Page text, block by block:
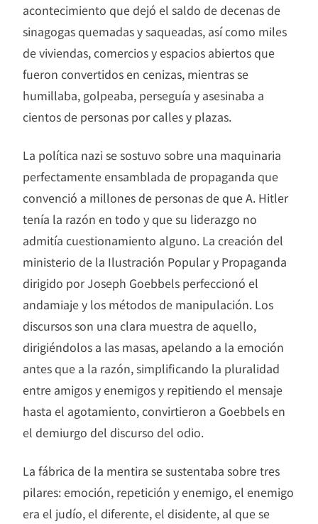
acontecimiento que dejó el saldo de decenas de
sinagogas quemadas y saqueadas, así como miles
de viviendas, comercios y espacios abiertos que
fueron convertidos en cenizas, mientras se
humillaba, golpeaba, perseguía y asesinaba a
cientos de personas por calles y plazas.
La política nazi se sostuvo sobre una maquinaria
perfectamente ensamblada de propaganda que
convenció a millones de personas de que A. Hitler
tenía la razón en todo y que su liderazgo no
admitía cuestionamiento alguno. La creación del
ministerio de la Ilustración Popular y Propaganda
dirigido por Joseph Goebbels perfeccionó el
andamiaje y los métodos de manipulación. Los
discursos son una clara muestra de aquello,
dirigiéndolos a las masas, apelando a la emoción
antes que a la razón, simplificando la pluralidad
entre amigos y enemigos y repitiendo el mensaje
hasta el agotamiento, convirtieron a Goebbels en
el demiurgo del discurso del odio.
La fábrica de la mentira se sustentaba sobre tres
pilares: emoción, repetición y enemigo, el enemigo
era el judío, el diferente, el disidente, al que se